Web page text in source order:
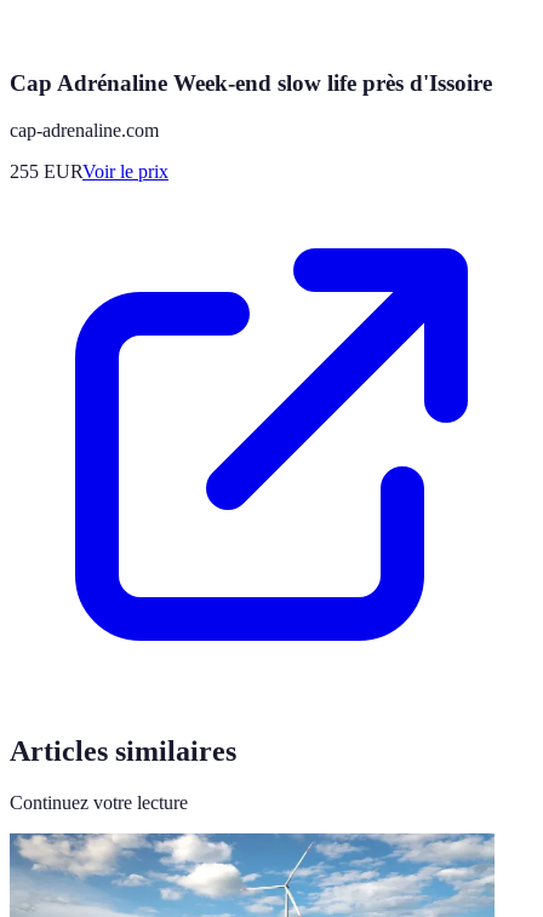
Cap Adrénaline Week-end slow life près d'Issoire
cap-adrenaline.com
255 EURVoir le prix
Articles similaires
Continuez votre lecture